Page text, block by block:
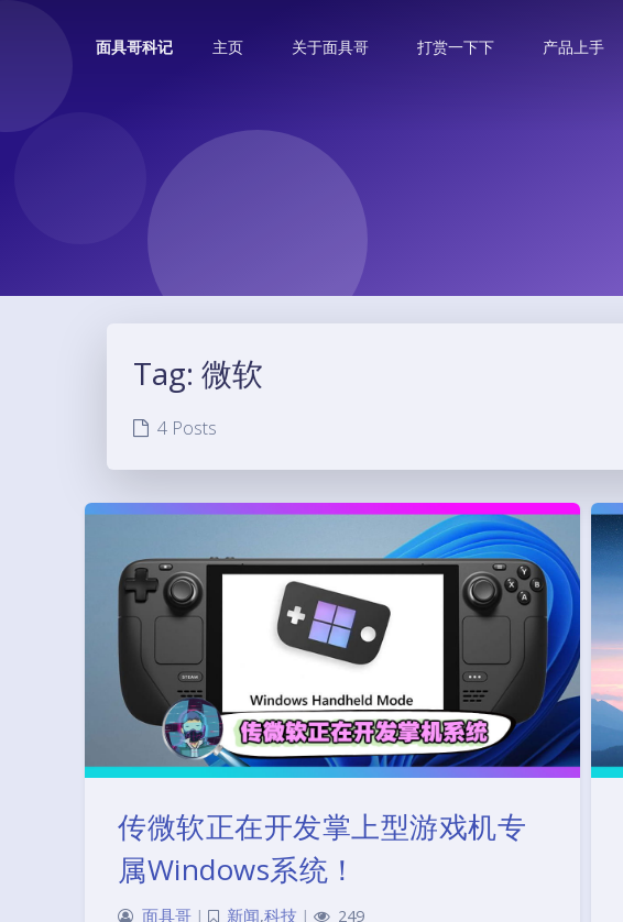
面具哥科记 主页 关于面具哥 打赏一下下 产品上手
Tag: 微软
4 Posts
传微软正在开发掌上型游戏机专
属Windows系统！
面具哥 | 新闻,科技 |
249